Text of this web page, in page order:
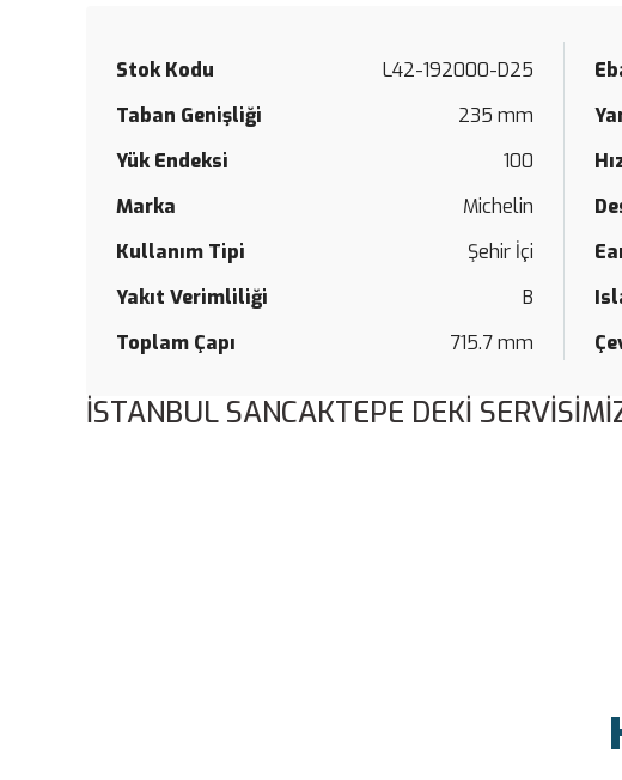
Stok Kodu L42-192000-D25
Taban Genişliği
235 mm
Yük Endeksi
100
Marka
Michelin
Kullanım Tipi
Şehir İçi
Yakıt Verimliliği
B
Toplam Çapı
715.7 mm
İSTANBUL SANCAKTEPE DEKİ